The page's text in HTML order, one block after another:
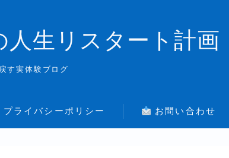
生リスタート計画
す実体験ブログ
プライバシーポリシー お問い合わせ